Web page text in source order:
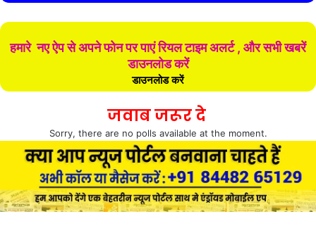
हमारे नए ऐप से अपने फोन पर पाएं रियल टाइम अलर्ट , और सभी खबरें
डाउनलोड करें
डाउनलोड करें
जवाब जरूर दे
Sorry, there are no polls available at the moment.